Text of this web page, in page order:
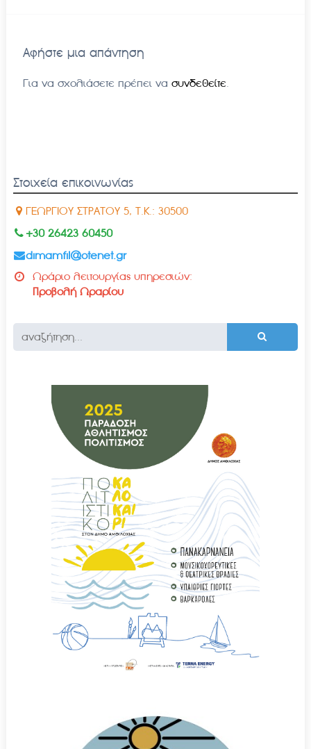
Αφήστε μια απάντηση
Για να σχολιάσετε πρέπει να συνδεθείτε.
Στοιχεία επικοινωνίας
ΓΕΩΡΓΙΟΥ ΣΤΡΑΤΟΥ 5, Τ.Κ.: 30500
+30 26423 60450
dimamfil@otenet.gr
Ωράριο λειτουργίας υπηρεσιών:
Προβολή Ωραρίου